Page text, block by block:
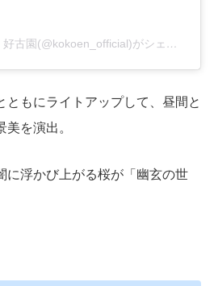
姫路城西御屋敷跡庭園 好古園(@kokoen_official)がシェアした投稿
ともにライトアップして、昼間と
を演出。
に浮かび上がる桜が「幽玄の世